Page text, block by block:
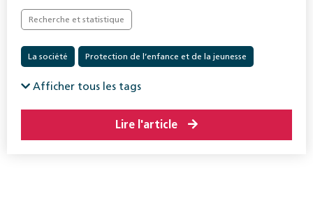
Recherche et statistique
La société Protection de l’enfance et de la jeunesse
Afficher tous les tags
Lire l'article